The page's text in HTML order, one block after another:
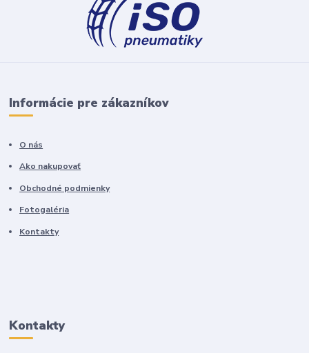
Informácie pre zákazníkov
O nás
Ako nakupovať
Obchodné podmienky
Fotogaléria
Kontakty
Kontakty